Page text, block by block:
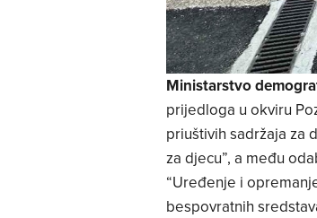
Ministarstvo
prijedloga u okviru
priuštivih sadržaja za
za djecu”, a među
“Uređenje i
bespovratnih